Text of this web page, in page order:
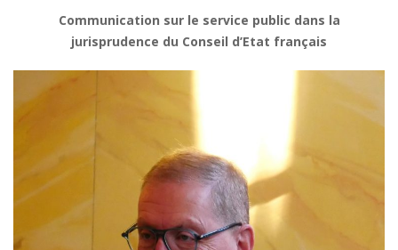
Communication sur le service public dans la
jurisprudence du Conseil d’Etat français